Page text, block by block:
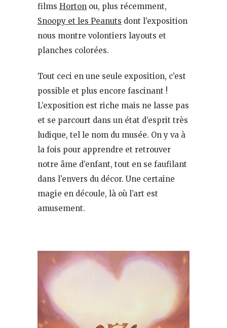
films Horton ou, plus récemment,
Snoopy et les Peanuts dont l’exposition
nous montre volontiers layouts et
planches colorées.
Tout ceci en une seule exposition, c’est
possible et plus encore fascinant !
L’exposition est riche mais ne lasse pas
et se parcourt dans un état d’esprit très
ludique, tel le nom du musée. On y va à
la fois pour apprendre et retrouver
notre âme d’enfant, tout en se faufilant
dans l’envers du décor. Une certaine
magie en découle, là où l’art est
amusement.